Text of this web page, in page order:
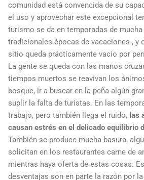
comunidad está convencida de su
el uso y aprovechar este excepcional
turismo se da en temporadas de
tradicionales épocas de vacaciones-, y
sitio queda prácticamente vacío por
La gente se queda con las manos
tiempos muertos se reavivan los
bosque, ir a buscar en la peña algún
suplir la falta de turistas. En las
trabajo, pero también llega el ruido, las
causan estrés en el delicado equilibrio
También se produce mucha basura,
solicitan en los restaurantes carne de
mientras haya oferta de estas cosas.
desventajas son en parte la razón por